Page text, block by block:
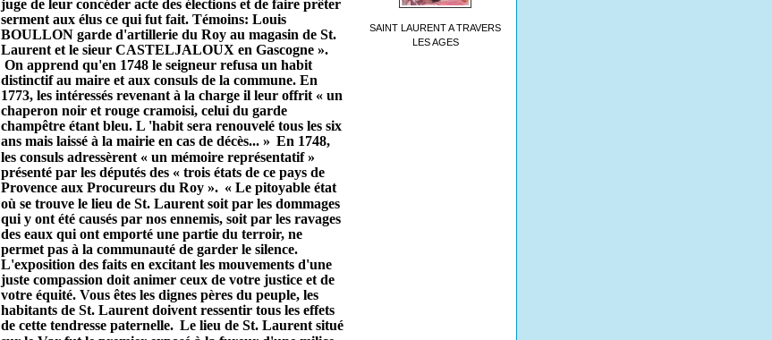
SAINT LAURENT A TRAVERS
LES AGES
juge de leur concéder acte des élections et de faire prêter
serment aux élus ce qui fut fait. Témoins: Louis
BOULLON garde d'artillerie du Roy au magasin de St.
Laurent et le sieur CASTELJALOUX en Gascogne ».
On apprend qu'en 1748 le seigneur refusa un habit
distinctif au maire et aux consuls de la commune. En
1773, les intéressés revenant à la charge il leur offrit « un
chaperon noir et rouge cramoisi, celui du garde
champêtre étant bleu. L 'habit sera renouvelé tous les six
ans mais laissé à la mairie en cas de décès... » En 1748,
les consuls adressèrent « un mémoire représentatif »
présenté par les députés des « trois états de ce pays de
Provence aux Procureurs du Roy ». « Le pitoyable état
où se trouve le lieu de St. Laurent soit par les dommages
qui y ont été causés par nos ennemis, soit par les ravages
des eaux qui ont emporté une partie du terroir, ne
permet pas à la communauté de garder le silence.
L'exposition des faits en excitant les mouvements d'une
juste compassion doit animer ceux de votre justice et de
votre équité. Vous êtes les dignes pères du peuple, les
habitants de St. Laurent doivent ressentir tous les effets
de cette tendresse paternelle. Le lieu de St. Laurent situé